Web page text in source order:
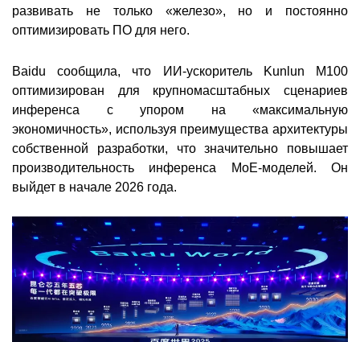
развивать не только «железо», но и постоянно
оптимизировать ПО для него.
Baidu сообщила, что ИИ-ускоритель Kunlun M100
оптимизирован для крупномасштабных сценариев
инференса с упором на «максимальную
экономичность», используя преимущества архитектуры
собственной разработки, что значительно повышает
производительность инференса MoE-моделей. Он
выйдет в начале 2026 года.